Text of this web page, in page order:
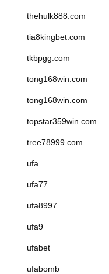
thehulk888.com
tia8kingbet.com
tkbpgg.com
tong168win.com
tong168win.com
topstar359win.com
tree78999.com
ufa
ufa77
ufa8997
ufa9
ufabet
ufabomb